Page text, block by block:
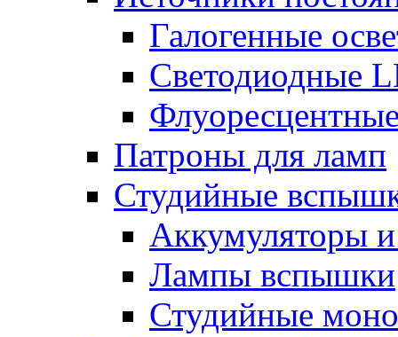
Галогенные
Светодиодные
Патроны для ламп
Студийные
Аккумуляторы
Лампы вспышки
Студийные